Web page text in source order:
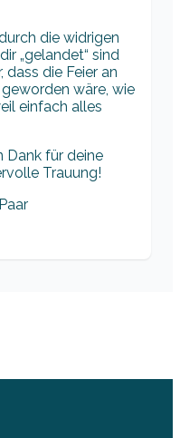
die widrigen
„gelandet“ sind
dass die Feier an
wäre, wie
einfach alles
Dank für deine
Trauung!